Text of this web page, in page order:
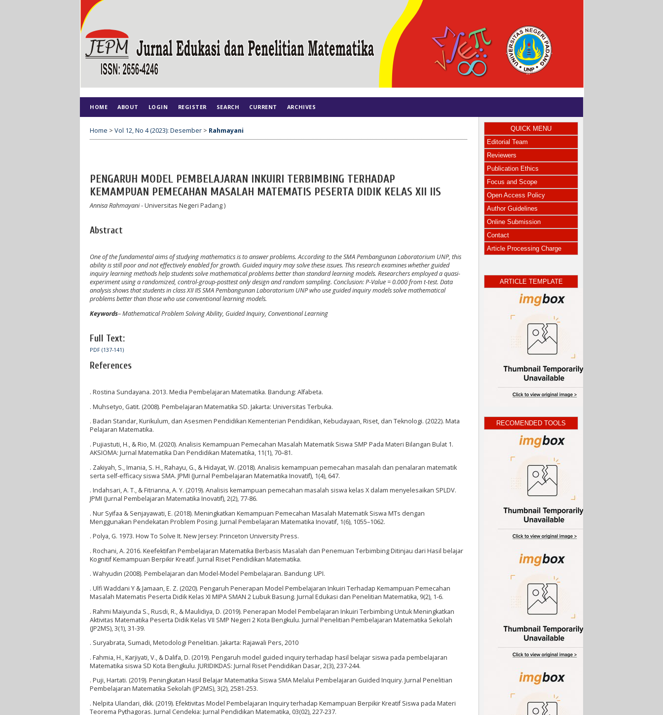
QUICK MENU
Editorial Team
Reviewers
Publication Ethics
Focus and Scope
Open Access Policy
Author Guidelines
Online Submission
Contact
Article Processing Charge
ARTICLE TEMPLATE
RECOMENDED TOOLS
HOME ABOUT LOGIN REGISTER SEARCH CURRENT ARCHIVES
Home > Vol 12, No 4 (2023): Desember > Rahmayani
PENGARUH MODEL PEMBELAJARAN INKUIRI TERBIMBING TERHADAP
KEMAMPUAN PEMECAHAN MASALAH MATEMATIS PESERTA DIDIK KELAS XII IIS
Annisa Rahmayani- Universitas Negeri Padang )
Abstract
One of the fundamental aims of studying mathematics is to answer problems. According to the SMA Pembangunan Laboratorium UNP, this
ability is still poor and not effectively enabled for growth. Guided inquiry may solve these issues. This research examines whether guided
inquiry learning methods help students solve mathematical problems better than standard learning models. Researchers employed a quasi-
experiment using a randomized, control-group-posttest only design and random sampling. Conclusion: P-Value = 0.000 from t-test. Data
analysis shows that students in class XII IIS SMA Pembangunan Laboratorium UNP who use guided inquiry models solve mathematical
problems better than those who use conventional learning models.
Keywords–Mathematical Problem Solving Ability, Guided Inquiry, Conventional Learning
Full Text:
PDF (137-141)
References
. Rostina Sundayana. 2013. Media Pembelajaran Matematika. Bandung: Alfabeta.
. Muhsetyo, Gatit. (2008). Pembelajaran Matematika SD. Jakarta: Universitas Terbuka.
. Badan Standar, Kurikulum, dan Asesmen Pendidikan Kementerian Pendidikan, Kebudayaan, Riset, dan Teknologi. (2022). Mata
Pelajaran Matematika.
. Pujiastuti, H., & Rio, M. (2020). Analisis Kemampuan Pemecahan Masalah Matematik Siswa SMP Pada Materi Bilangan Bulat 1.
AKSIOMA: Jurnal Matematika Dan Pendidikan Matematika, 11(1), 70–81.
. Zakiyah, S., Imania, S. H., Rahayu, G., & Hidayat, W. (2018). Analisis kemampuan pemecahan masalah dan penalaran matematik
serta self-efficacy siswa SMA. JPMI (Jurnal Pembelajaran Matematika Inovatif), 1(4), 647.
. Indahsari, A. T., & Fitrianna, A. Y. (2019). Analisis kemampuan pemecahan masalah siswa kelas X dalam menyelesaikan SPLDV.
JPMI (Jurnal Pembelajaran Matematika Inovatif), 2(2), 77-86.
. Nur Syifaa & Senjayawati, E. (2018). Meningkatkan Kemampuan Pemecahan Masalah Matematik Siswa MTs dengan
Menggunakan Pendekatan Problem Posing. Jurnal Pembelajaran Matematika Inovatif, 1(6), 1055–1062.
. Polya, G. 1973. How To Solve It. New Jersey: Princeton University Press.
. Rochani, A. 2016. Keefektifan Pembelajaran Matematika Berbasis Masalah dan Penemuan Terbimbing Ditinjau dari Hasil belajar
Kognitif Kemampuan Berpikir Kreatif. Jurnal Riset Pendidikan Matematika.
. Wahyudin (2008). Pembelajaran dan Model-Model Pembelajaran. Bandung: UPI.
. Ulfi Waddani Y & Jamaan, E. Z. (2020). Pengaruh Penerapan Model Pembelajaran Inkuiri Terhadap Kemampuan Pemecahan
Masalah Matematis Peserta Didik Kelas XI MIPA SMAN 2 Lubuk Basung. Jurnal Edukasi dan Penelitian Matematika, 9(2), 1-6.
. Rahmi Maiyunda S., Rusdi, R., & Maulidiya, D. (2019). Penerapan Model Pembelajaran Inkuiri Terbimbing Untuk Meningkatkan
Aktivitas Matematika Peserta Didik Kelas VII SMP Negeri 2 Kota Bengkulu. Jurnal Penelitian Pembelajaran Matematika Sekolah
(JP2MS), 3(1), 31-39.
. Suryabrata, Sumadi, Metodologi Penelitian. Jakarta: Rajawali Pers, 2010
. Fahmia, H., Karjiyati, V., & Dalifa, D. (2019). Pengaruh model guided inquiry terhadap hasil belajar siswa pada pembelajaran
Matematika siswa SD Kota Bengkulu. JURIDIKDAS: Jurnal Riset Pendidikan Dasar, 2(3), 237-244.
. Puji, Hartati. (2019). Peningkatan Hasil Belajar Matematika Siswa SMA Melalui Pembelajaran Guided Inquiry. Jurnal Penelitian
Pembelajaran Matematika Sekolah (JP2MS), 3(2), 2581-253.
. Nelpita Ulandari, dkk. (2019). Efektivitas Model Pembelajaran Inquiry terhadap Kemampuan Berpikir Kreatif Siswa pada Materi
Teorema Pythagoras. Jurnal Cendekia: Jurnal Pendidikan Matematika, 03(02), 227-237.